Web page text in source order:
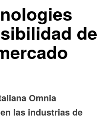
de
Omnia
las industrias de